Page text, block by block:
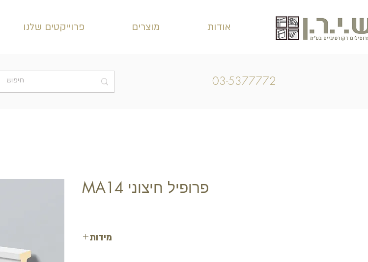
אודות מוצרים פרוייקטים שלנו
03-5377772
פרופיל חיצוני MA14
מידות